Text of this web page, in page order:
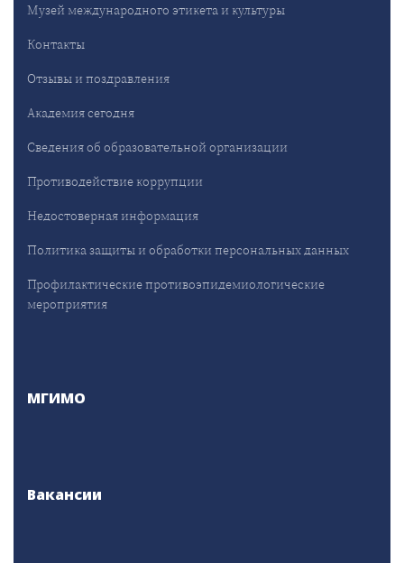
Музей международного этикета и культуры
Контакты
Отзывы и поздравления
Академия сегодня
Сведения об образовательной организации
Противодействие коррупции
Недостоверная информация
Политика защиты и обработки персональных данных
Профилактические противоэпидемиологические
мероприятия
МГИМО
Вакансии